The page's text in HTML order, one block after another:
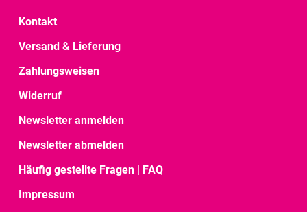
Kontakt
Versand & Lieferung
Zahlungsweisen
Widerruf
Newsletter anmelden
Newsletter abmelden
Häufig gestellte Fragen | FAQ
Impressum